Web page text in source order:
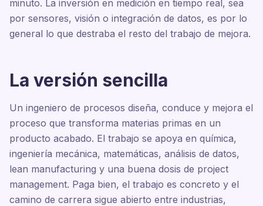
minuto. La inversión en medición en tiempo real, sea
por sensores, visión o integración de datos, es por lo
general lo que destraba el resto del trabajo de mejora.
La versión sencilla
Un ingeniero de procesos diseña, conduce y mejora el
proceso que transforma materias primas en un
producto acabado. El trabajo se apoya en química,
ingeniería mecánica, matemáticas, análisis de datos,
lean manufacturing y una buena dosis de project
management. Paga bien, el trabajo es concreto y el
camino de carrera sigue abierto entre industrias,